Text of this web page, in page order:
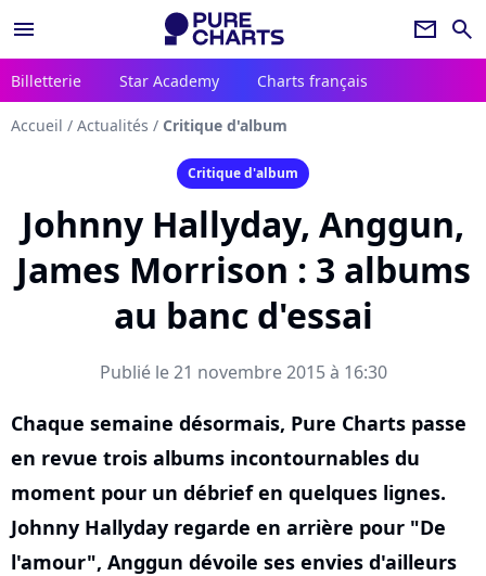
menu newsletter search
Billetterie Star Academy Charts français
Accueil / Actualités / Critique d'album
Critique d'album
Johnny Hallyday, Anggun,
James Morrison : 3 albums
au banc d'essai
Publié le 21 novembre 2015 à 16:30
Chaque semaine désormais, Pure Charts passe
en revue trois albums incontournables du
moment pour un débrief en quelques lignes.
Johnny Hallyday regarde en arrière pour "De
l'amour", Anggun dévoile ses envies d'ailleurs